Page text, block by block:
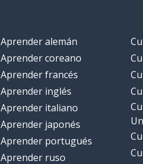
Aprender alemán
Aprender coreano
Aprender francés
Aprender inglés
Aprender italiano
Aprender japonés
Aprender portugués
Aprender ruso